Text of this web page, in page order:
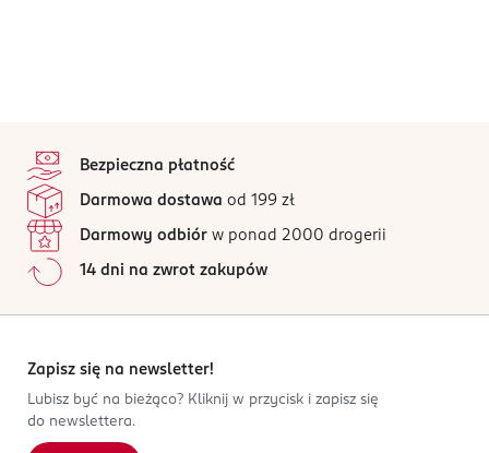
Bezpieczna płatność
Darmowa dostawa od 199 zł
Darmowy odbiór w ponad 2000 drogerii
14 dni na zwrot zakupów
Zapisz się na newsletter!
Lubisz być na bieżąco? Kliknij w przycisk i zapisz się
do newslettera.